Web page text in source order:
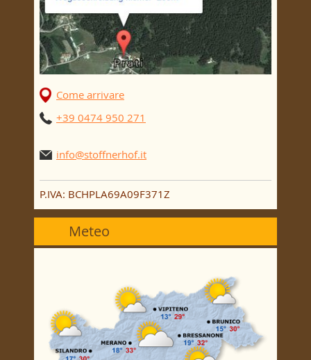
Come arrivare
+39 0474 950 271
info@stoffnerhof.it
P.IVA: BCHPLA69A09F371Z
Meteo